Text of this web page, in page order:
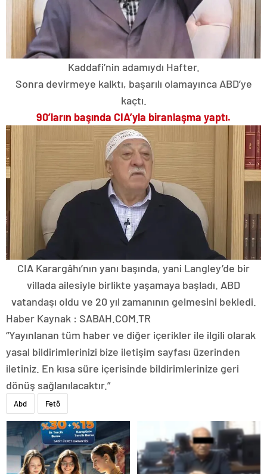
Kaddafi’nin adamıydı Hafter.
Sonra devirmeye kalktı, başarılı olamayınca ABD’ye
kaçtı.
90’ların başında CIA’yla biranlaşma yaptı.
CIA Karargâhı’nın yanı başında, yani Langley’de bir
villada ailesiyle birlikte yaşamaya başladı. ABD
vatandaşı oldu ve 20 yıl zamanının gelmesini bekledi.
Haber Kaynak : SABAH.COM.TR
“Yayınlanan tüm haber ve diğer içerikler ile ilgili olarak
yasal bildirimlerinizi bize iletişim sayfası üzerinden
iletiniz. En kısa süre içerisinde bildirimlerinize geri
dönüş sağlanılacaktır.”
Abd Fetö